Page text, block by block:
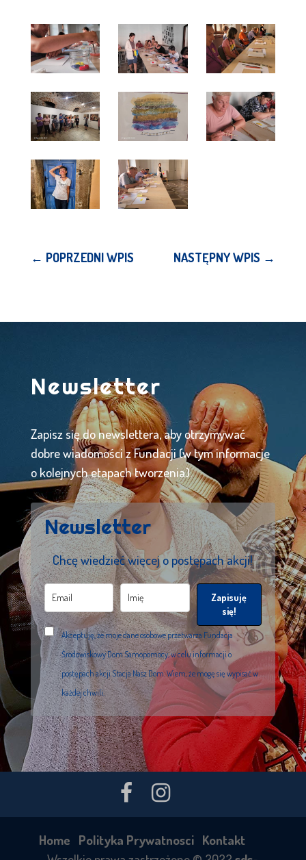
← POPRZEDNI WPIS NASTĘPNY WPIS →
Newsletter
Zapisz się do newslettera, aby otrzymywać
dobre wiadomości z Fundacji (w tym informacje
o kolejnych etapach tworzenia).
Newsletter
Chcę wiedzieć więcej o postępach akcji!
Zapisuję
się!
Akceptuję, że moje dane osobowe przetwarza Fundacja
Środowiskowy Dom Samopomocy, w celu informacji o
postępach akcji Stacja Nasz Dom. Wiem, że mogę się wypisać w
każdej chwili.
Home Polityka Prywatnosci Kontakt